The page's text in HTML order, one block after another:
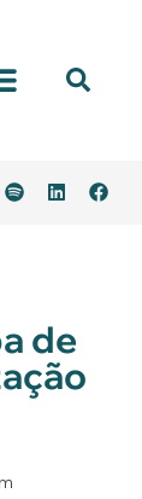
de